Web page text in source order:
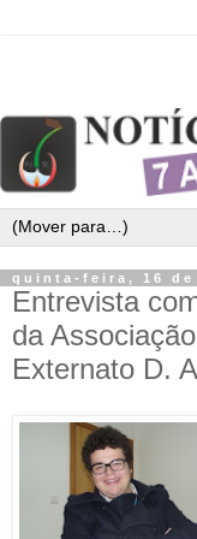
quinta-feira, 16 de
Entrevista
da
Externato D.